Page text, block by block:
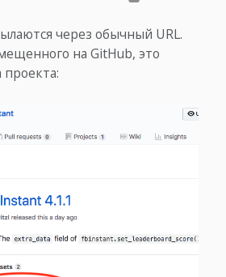
через обычный URL.
на GitHub, это
проекта: